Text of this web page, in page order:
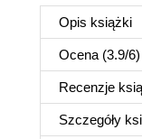
Opis książki
Ocena (3.9/6
Recenzje
Szczegóły